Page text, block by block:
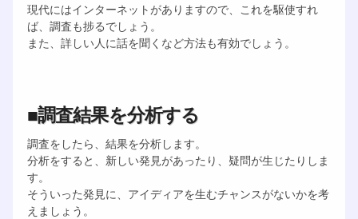
現代にはインターネットがありますので、これを駆使すれ
ば、調査も捗るでしょう。
また、詳しい人に話を聞くなど方法も有効でしょう。
■調査結果を分析する
調査をしたら、結果を分析します。
分析をすると、新しい発見があったり、疑問が生じたりしま
す。
そういった発見に、アイディアを生むチャンスがないかを考
えましょう。